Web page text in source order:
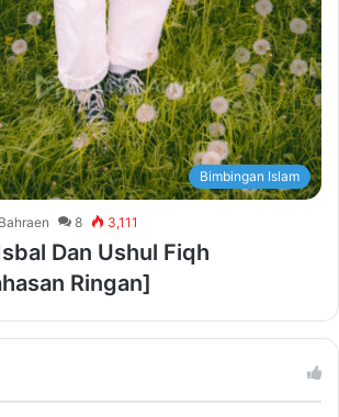
Bimbingan Islam
8 3,111
Dan Ushul Fiqh
Ringan]